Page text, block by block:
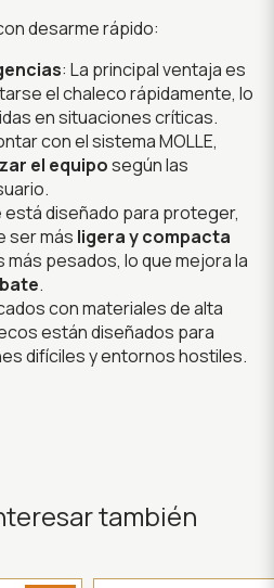
desarme rápido:
: La principal ventaja es
el chaleco rápidamente, lo
en situaciones críticas.
con el sistema MOLLE,
el equiposegún las
está diseñado para proteger,
ser más ligera y compacta
pesados, lo que mejora la
.
con materiales de alta
están diseñados para
difíciles y entornos hostiles.
también